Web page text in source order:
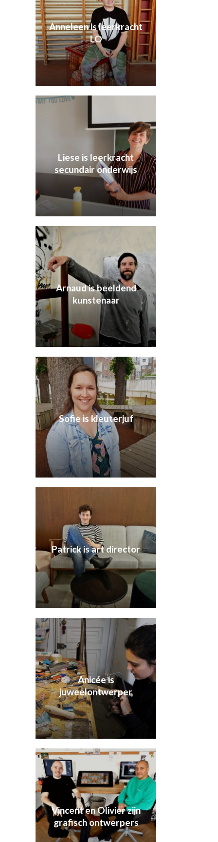
Anneleen is leerkracht
LO
Liese is leerkracht
secundair onderwijs
Arnaud is beeldend
kunstenaar
Sofie is kleuterjuf
Patrick is art director
Anicée is
juweelontwerper
Vincent en Olivier zijn
grafisch ontwerpers